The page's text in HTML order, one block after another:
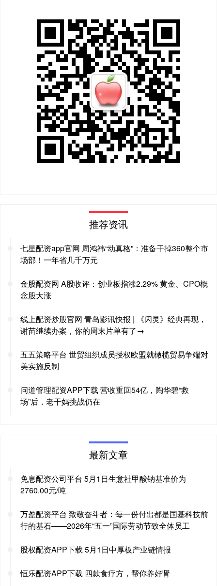
推荐资讯
七星配资app官网 周鸿祎“动真格”：准备干掉360整个市
场部！一年省几千万元
金股配资网 A股收评：创业板指涨2.29% 黄金、CPO概
念股大涨
线上配资炒股官网 青岛影讯快报 | 《闪灵》经典再现，
谢苗继续办案，你的周末片单有了→
五五策略平台 世贸组织成员授权欧盟就橄榄贸易争端对
美实施反制
问道管理配资APP下载 营收重回54亿，陶华碧“救
场”后，老干妈挑战仍在
最新文章
免息配资公司平台 5月1日生意社甲酸钠基准价为
2760.00元/吨
万盈配资平台 致敬奋斗者：每一份付出都是国基科技前
行的基石——2026年“五一”国际劳动节致全体员工
股权配资APP下载 5月1日中厚板产业链情报
恒乐配资APP下载 四款食疗方，帮你养好肾